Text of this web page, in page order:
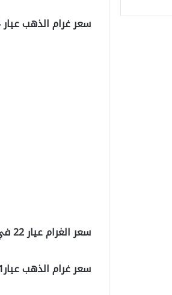
سعر غرام الذهب عيار 24 في تركيا وصل إلى 558
سعر الغرام عيار 22 في تركيا بلغ 507 ليرة تركية.
سعر غرام الذهب عيار21 في تركيا وصل الى 487 ليرة.